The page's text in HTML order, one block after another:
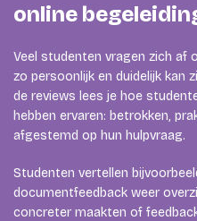
online
Veel studenten vragen zich af
zo persoonlijk en duidelijk kan
de reviews lees je hoe
hebben ervaren: betrokken,
afgestemd op hun hulpvraag.
Studenten vertellen
documentfeedback weer
concreter maakten of